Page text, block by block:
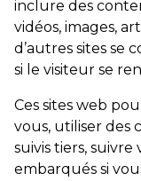
inclure des
vidéos, images,
d’autres sites se
si le visiteur se
Ces sites web
vous, utiliser des
suivis tiers,
embarqués si